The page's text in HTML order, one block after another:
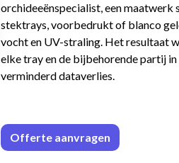
orchideeënspecialist, een
stektrays, voorbedrukt of blanco
vocht en UV-straling. Het resultaat
elke tray en de bijbehorende partij
verminderd dataverlies.
Offerte aan​​vrag​​en